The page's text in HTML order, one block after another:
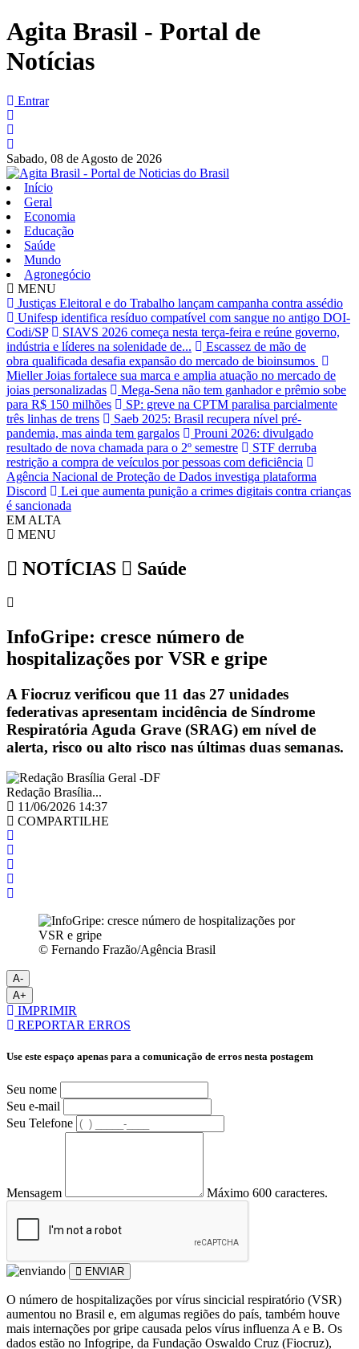
Agita Brasil - Portal de
Notícias
Entrar
Sabado, 08 de Agosto de 2026
Início
Geral
Economia
Educação
Saúde
Mundo
Agronegócio
MENU
Justiças Eleitoral e do Trabalho lançam campanha contra assédio
Unifesp identifica resíduo compatível com sangue no antigo DOI-
Codi/SP
SIAVS 2026 começa nesta terça-feira e reúne governo,
indústria e líderes na solenidade de...
Escassez de mão de
obra qualificada desafia expansão do mercado de bioinsumos
Mieller Joias fortalece sua marca e amplia atuação no mercado de
joias personalizadas
Mega-Sena não tem ganhador e prêmio sobe
para R$ 150 milhões
SP: greve na CPTM paralisa parcialmente
três linhas de trens
Saeb 2025: Brasil recupera nível pré-
pandemia, mas ainda tem gargalos
Prouni 2026: divulgado
resultado de nova chamada para o 2º semestre
STF derruba
restrição a compra de veículos por pessoas com deficiência
Agência Nacional de Proteção de Dados investiga plataforma
Discord
Lei que aumenta punição a crimes digitais contra crianças
é sancionada
EM ALTA
MENU
NOTÍCIAS Saúde
InfoGripe: cresce número de
hospitalizações por VSR e gripe
A Fiocruz verificou que 11 das 27 unidades
federativas apresentam incidência de Síndrome
Respiratória Aguda Grave (SRAG) em nível de
alerta, risco ou alto risco nas últimas duas semanas.
Redação Brasília...
11/06/2026 14:37
COMPARTILHE
© Fernando Frazão/Agência Brasil
A-
A+
IMPRIMIR
REPORTAR ERROS
Use este espaço apenas para a comunicação de erros nesta postagem
Seu nome
Seu e-mail
Seu Telefone
Mensagem Máximo 600 caracteres.
ENVIAR
O número de hospitalizações por vírus sincicial respiratório (VSR)
aumentou no Brasil e, em algumas regiões do país, também houve
mais internações por gripe causada pelos vírus influenza A e B. Os
dados estão no Infogripe, da Fundação Oswaldo Cruz (Fiocruz),